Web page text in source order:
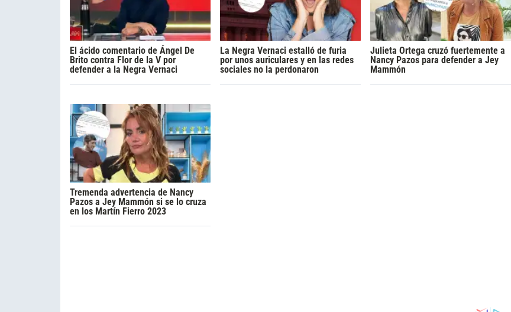
El ácido comentario de Ángel De
Brito contra Flor de la V por
defender a la Negra Vernaci
La Negra Vernaci estalló de furia
por unos auriculares y en las redes
sociales no la perdonaron
Julieta Ortega cruzó fuertemente a
Nancy Pazos para defender a Jey
Mammón
Tremenda advertencia de Nancy
Pazos a Jey Mammón si se lo cruza
en los Martín Fierro 2023